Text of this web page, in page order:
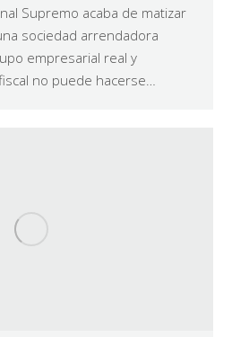
Supremo acaba de matizar
sociedad arrendadora
empresarial real y
no puede hacerse…